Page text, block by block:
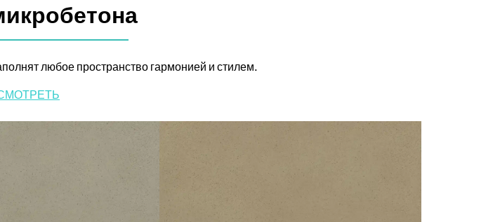
любое пространство гармонией и стилем.